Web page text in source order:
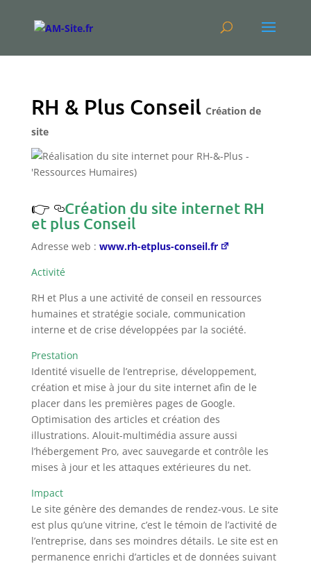
RH & Plus Conseil Création de
site
Création du site internet RH
et plus Conseil
Adresse web : www.rh-etplus-conseil.fr
Activité
RH et Plus a une activité de conseil en ressources
humaines et stratégie sociale, communication
interne et de crise développées par la société.
Prestation
Identité visuelle de l’entreprise, développement,
création et mise à jour du site internet afin de le
placer dans les premières pages de Google.
Optimisation des articles et création des
illustrations. Alouit-multimédia assure aussi
l’hébergement Pro, avec sauvegarde et contrôle les
mises à jour et les attaques extérieures du net.
Impact
Le site génère des demandes de rendez-vous. Le site
est plus qu’une vitrine, c’est le témoin de l’activité de
l’entreprise, dans ses moindres détails. Le site est en
permanence enrichi d’articles et de données suivant